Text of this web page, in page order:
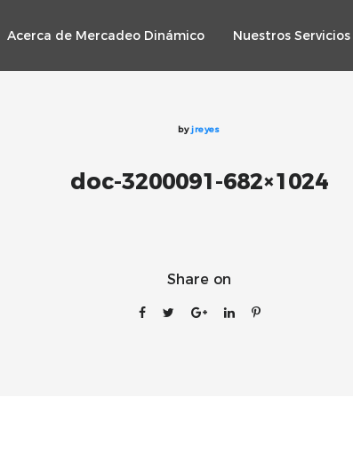
Acerca de Mercadeo Dinámico Nuestros Servicios
byjreyes
doc-3200091-682×1024
Share on